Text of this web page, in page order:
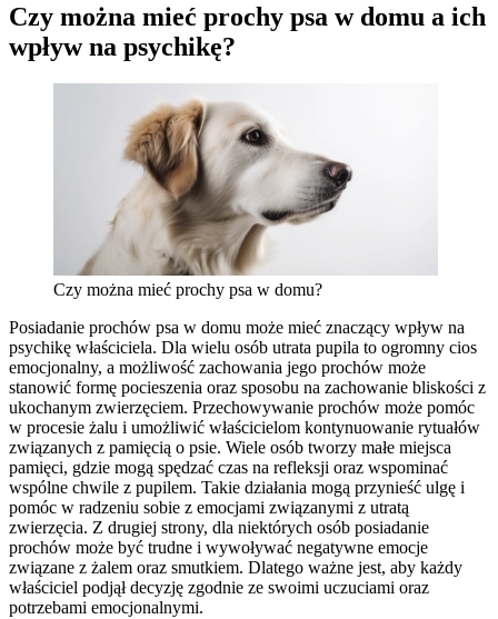
Czy można mieć prochy psa w domu a ich
wpływ na psychikę?
Czy można mieć prochy psa w domu?
Posiadanie prochów psa w domu może mieć znaczący wpływ na
psychikę właściciela. Dla wielu osób utrata pupila to ogromny cios
emocjonalny, a możliwość zachowania jego prochów może
stanowić formę pocieszenia oraz sposobu na zachowanie bliskości z
ukochanym zwierzęciem. Przechowywanie prochów może pomóc
w procesie żalu i umożliwić właścicielom kontynuowanie rytuałów
związanych z pamięcią o psie. Wiele osób tworzy małe miejsca
pamięci, gdzie mogą spędzać czas na refleksji oraz wspominać
wspólne chwile z pupilem. Takie działania mogą przynieść ulgę i
pomóc w radzeniu sobie z emocjami związanymi z utratą
zwierzęcia. Z drugiej strony, dla niektórych osób posiadanie
prochów może być trudne i wywoływać negatywne emocje
związane z żalem oraz smutkiem. Dlatego ważne jest, aby każdy
właściciel podjął decyzję zgodnie ze swoimi uczuciami oraz
potrzebami emocjonalnymi.